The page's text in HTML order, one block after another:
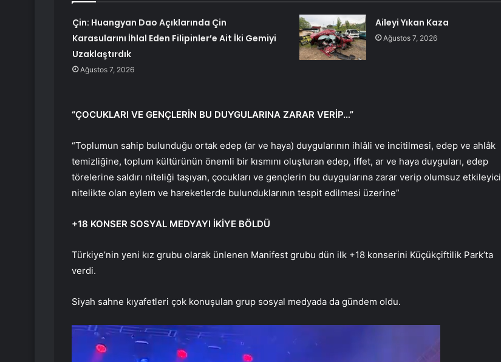
Çin: Huangyan Dao Açıklarında Çin
Karasularını İhlal Eden Filipinler’e Ait İki Gemiyi
Uzaklaştırdık
Ağustos 7, 2026
Aileyi Yıkan Kaza
Ağustos 7, 2026
“ÇOCUKLARI VE GENÇLERİN BU DUYGULARINA ZARAR VERİP…”
“Toplumun sahip bulunduğu ortak edep (ar ve haya) duygularının ihlâli ve incitilmesi, edep ve ahlâk
temizliğine, toplum kültürünün önemli bir kısmını oluşturan edep, iffet, ar ve haya duyguları, edep
törelerine saldırı niteliği taşıyan, çocukları ve gençlerin bu duygularına zarar verip olumsuz etkileyici
nitelikte olan eylem ve hareketlerde bulunduklarının tespit edilmesi üzerine”
+18 KONSER SOSYAL MEDYAYI İKİYE BÖLDÜ
Türkiye’nin yeni kız grubu olarak ünlenen Manifest grubu dün ilk +18 konserini Küçükçiftilik Park’ta
verdi.
Siyah sahne kıyafetleri çok konuşulan grup sosyal medyada da gündem oldu.